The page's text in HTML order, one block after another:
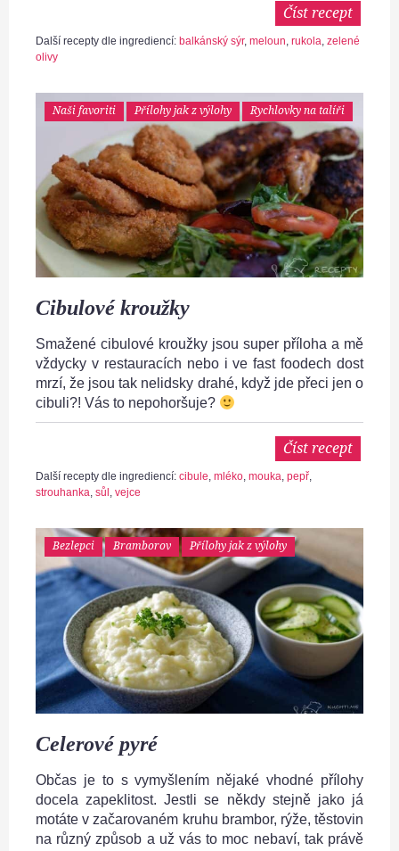
Číst recept
Další recepty dle ingrediencí: balkánský sýr, meloun rukola zelené
olivy
Naši favoriti Přílohy jak z výlohy Rychlovky na talíři
Cibulové kroužky
Smažené cibulové kroužky jsou super příloha a mě
vždycky v restauracích nebo i ve fast foodech dost
mrzí, že jsou tak nelidsky drahé, když jde přeci jen o
cibuli?! Vás to nepohoršuje?
Číst recept
Další recepty dle ingrediencí: cibule, mléko, mouka, pepř,
strouhanka, sůl , vejce
Bezlepci Bramborov Přílohy jak z výlohy
Celerové pyré
Občas je to s vymyšlením nějaké vhodné přílohy
docela zapeklitost. Jestli se někdy stejně jako já
motáte v začarovaném kruhu brambor, rýže, těstovin
na různý způsob a už vás to moc nebaví, tak právě